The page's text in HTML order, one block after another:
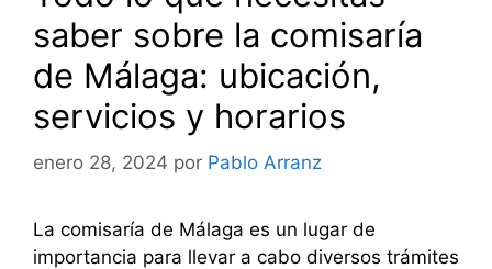
saber sobre la comisaría
de Málaga: ubicación,
servicios y horarios
enero 28, 2024 por Pablo Arranz
La comisaría de Málaga es un lugar de
importancia para llevar a cabo diversos trámites